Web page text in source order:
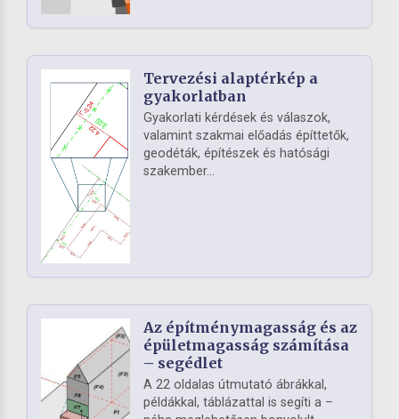
Tervezési alaptérkép a
gyakorlatban
Gyakorlati kérdések és válaszok,
valamint szakmai előadás építtetők,
geodéták, építészek és hatósági
szakember...
Az építménymagasság és az
épületmagasság számítása
– segédlet
A 22 oldalas útmutató ábrákkal,
példákkal, táblázattal is segíti a –